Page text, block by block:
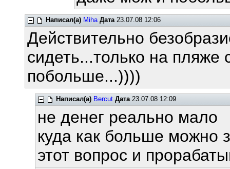
Написал(а) Miha Дата23.07.08 12:06
Действительно
сидеть...только на пляже
побольше...))))
Написал(а) Bercut Дата23.07.08 12:09
не денег реально мало
куда как больше можно
этот вопрос и